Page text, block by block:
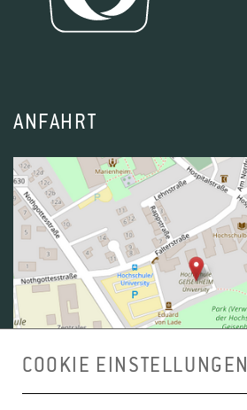
ANFAHRT
COOKIE EINSTELLUNGEN